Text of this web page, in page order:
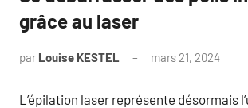
grâce au laser
par Louise KESTEL mars 21, 2024
L’épilation laser représente désormais